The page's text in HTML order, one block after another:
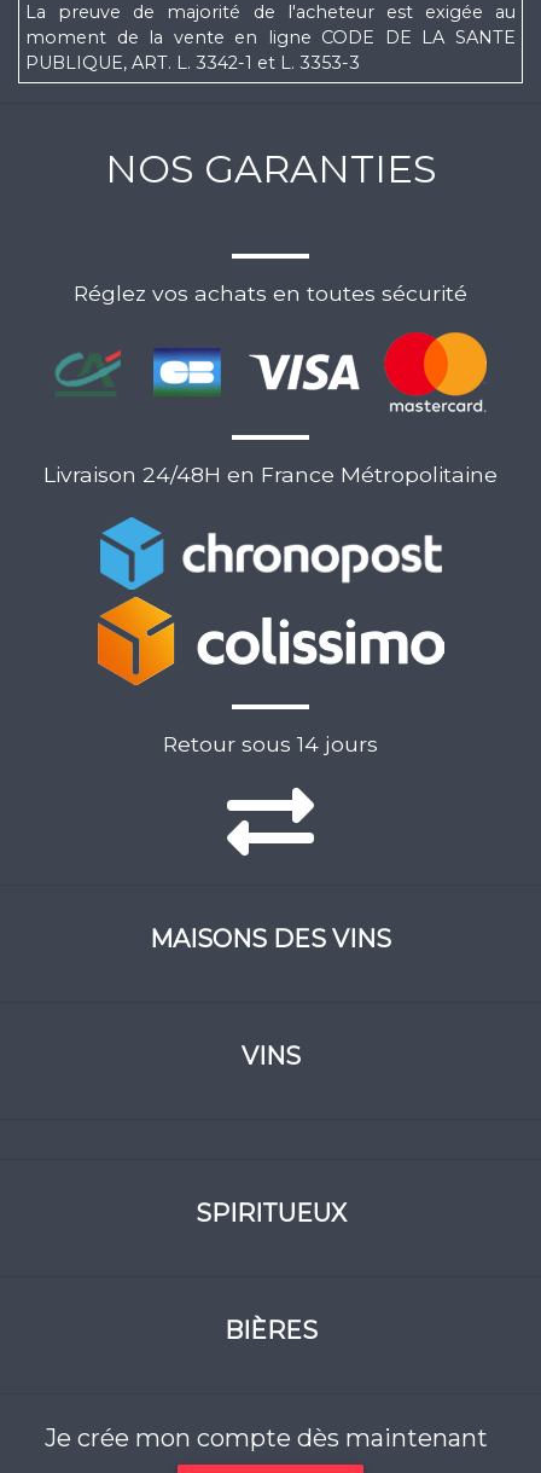
La preuve de majorité de l'acheteur est exigée au
moment de la vente en ligne CODE DE LA SANTE
PUBLIQUE, ART. L. 3342-1 et L. 3353-3
NOS GARANTIES
Réglez vos achats en toutes sécurité
Livraison 24/48H en France Métropolitaine
Retour sous 14 jours
MAISONS DES VINS
VINS
SPIRITUEUX
BIÈRES
Je crée mon compte dès maintenant